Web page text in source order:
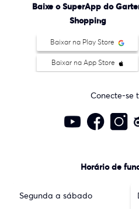
Baixe o SuperApp do
Shopping
Baixar na Play Store
Baixar na App Store
Conecte-se
Horário de
Segunda a sábado